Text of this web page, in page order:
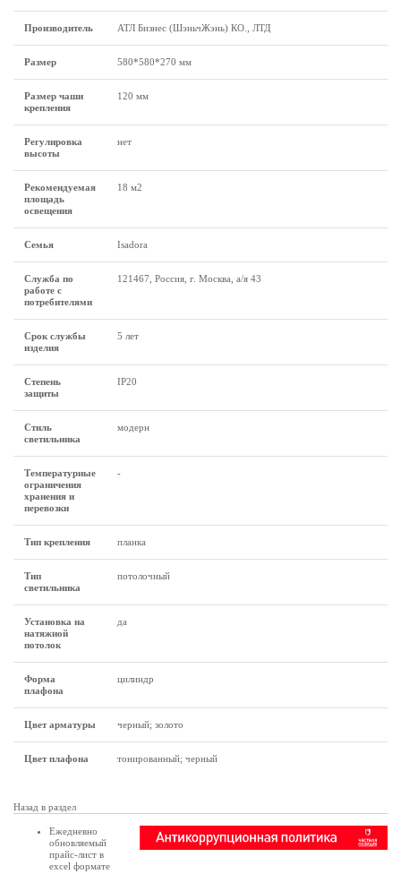
Производитель АТЛ Бизнес (ШэньчЖэнь) КО., ЛТД
Размеp 580*580*270 мм
Размер чаши
крепления
120 мм
Регулировка
высоты
нет
Рекомендуемая
площадь
освещения
18 м2
Семья Isadora
Служба по
работе с
потребителями
121467, Россия, г. Москва, а/я 43
Срок службы
изделия
5 лет
Степень
защиты
IP20
Стиль
светильника
модерн
Температурные
ограничения
хранения и
перевозки
-
Тип крепления планка
Тип
светильника
потолочный
Установка на
натяжной
потолок
да
Форма
плафона
цилиндр
Цвет арматуры черный; золото
Цвет плафона тонированный; черный
Назад в раздел
Ежедневно
обновляемый
прайс-лист в
excel формате